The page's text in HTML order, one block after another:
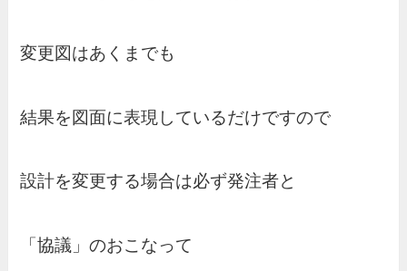
変更図はあくまでも
結果を図面に表現しているだけですので
設計を変更する場合は必ず発注者と
「協議」のおこなって